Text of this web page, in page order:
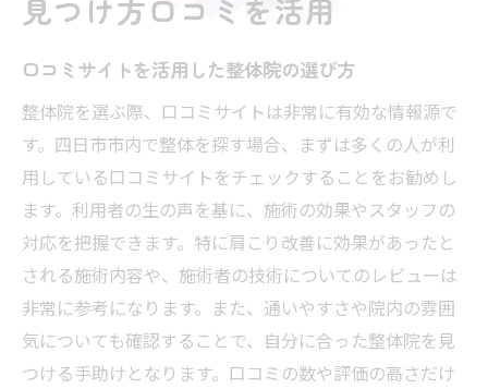
見つけ方口コミを活用
口コミサイトを活用した整体院の選び方
整体院を選ぶ際、口コミサイトは非常に有効な情報源で
す。四日市市内で整体を探す場合、まずは多くの人が利
用している口コミサイトをチェックすることをお勧めし
ます。利用者の生の声を基に、施術の効果やスタッフの
対応を把握できます。特に肩こり改善に効果があったと
される施術内容や、施術者の技術についてのレビューは
非常に参考になります。また、通いやすさや院内の雰囲
気についても確認することで、自分に合った整体院を見
つける手助けとなります。口コミの数や評価の高さだけ